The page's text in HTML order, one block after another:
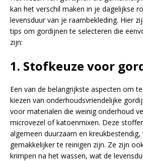
kan het verschil maken in je dagelijkse
levensduur van je raambekleding. Hier
tips om gordijnen te selecteren die
zijn:
1. Stofkeuze voor
Een van de belangrijkste aspecten om
kiezen van onderhoudsvriendelijke
voor materialen die weinig onderhoud
microvezel of katoenmixen. Deze
algemeen duurzaam en
gemakkelijker te reinigen zijn. Ze zijn
krimpen na het wassen, wat de